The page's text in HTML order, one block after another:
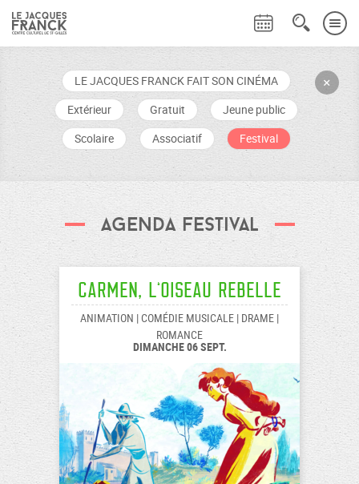
+
LE JACQUES FRANCK FAIT SON CINÉMA
Extérieur
Gratuit
Jeune public
Scolaire
Associatif Festival
agenda festival
Carmen, l’oiseau rebelle
ANIMATION | COMÉDIE MUSICALE | DRAME |
ROMANCE
DIMANCHE 06 SEPT.